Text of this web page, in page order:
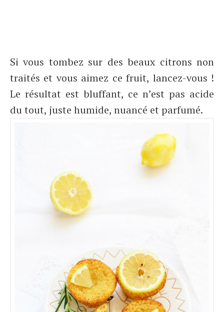
Si vous tombez sur des beaux citrons non
traités et vous aimez ce fruit, lancez-vous !
Le résultat est bluffant, ce n’est pas acide
du tout, juste humide, nuancé et parfumé.